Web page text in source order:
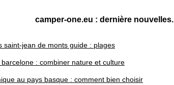
camper-one.eu : dernière nouvelles.
saint-jean de monts guide : plages
: combiner nature et culture
au pays basque : comment bien choisir